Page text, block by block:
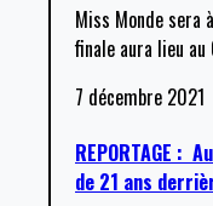
Miss Monde sera
finale aura lieu au
7 décembre 2021
REPORTAGE :
de 21 ans